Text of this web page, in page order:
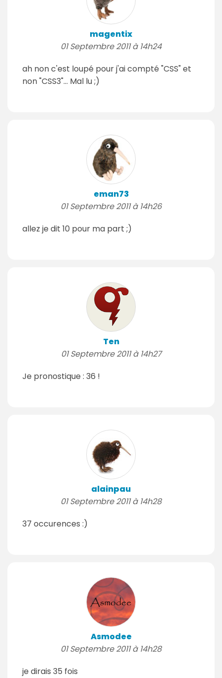
magentix
01 Septembre 2011 à 14h24
ah non c'est loupé pour j'ai compté "CSS" et
non "CSS3"... Mal lu ;)
eman73
01 Septembre 2011 à 14h26
allez je dit 10 pour ma part ;)
Ten
01 Septembre 2011 à 14h27
Je pronostique : 36 !
alainpau
01 Septembre 2011 à 14h28
37 occurences :)
Asmodee
01 Septembre 2011 à 14h28
je dirais 35 fois